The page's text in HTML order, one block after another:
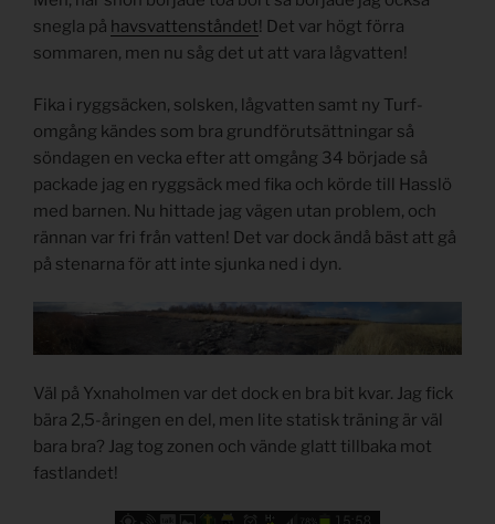
snegla på havsvattenståndet! Det var högt förra
sommaren, men nu såg det ut att vara lågvatten!
Fika i ryggsäcken, solsken, lågvatten samt ny Turf-
omgång kändes som bra grundförutsättningar så
söndagen en vecka efter att omgång 34 började så
packade jag en ryggsäck med fika och körde till Hasslö
med barnen. Nu hittade jag vägen utan problem, och
rännan var fri från vatten! Det var dock ändå bäst att gå
på stenarna för att inte sjunka ned i dyn.
Väl på Yxnaholmen var det dock en bra bit kvar. Jag fick
bära 2,5-åringen en del, men lite statisk träning är väl
bara bra? Jag tog zonen och vände glatt tillbaka mot
fastlandet!